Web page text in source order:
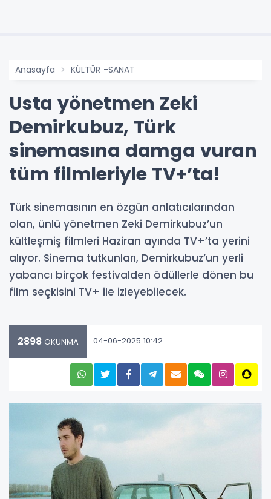
Anasayfa KÜLTÜR -SANAT
Usta yönetmen Zeki
Demirkubuz, Türk
sinemasına damga vuran
tüm filmleriyle TV+’ta!
Türk sinemasının en özgün anlatıcılarından
olan, ünlü yönetmen Zeki Demirkubuz’un
kültleşmiş filmleri Haziran ayında TV+’ta yerini
alıyor. Sinema tutkunları, Demirkubuz’un yerli
yabancı birçok festivalden ödüllerle dönen bu
film seçkisini TV+ ile izleyebilecek.
2898 OKUNMA 04-06-2025 10:42